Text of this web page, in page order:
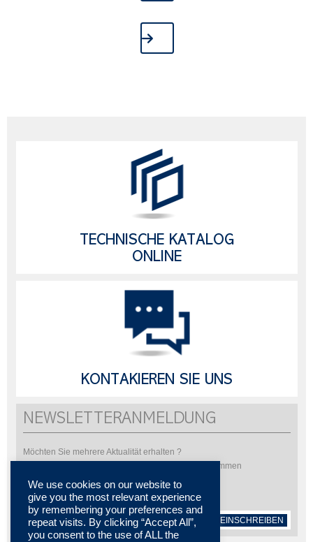
TECHNISCHE KATALOG
ONLINE
KONTAKIEREN SIE UNS
NEWSLETTERANMELDUNG
Möchten Sie mehrere Aktualität erhalten ?
Bitte abonnieren Sie um unsere Newsletter zu bekommen
EINSCHREIBEN
We use cookies on our website to
give you the most relevant experience
by remembering your preferences and
repeat visits. By clicking “Accept All”,
you consent to the use of ALL the